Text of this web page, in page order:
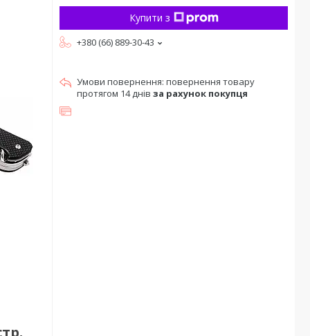
Купити з
+380 (66) 889-30-43
повернення товару
протягом 14 днів за рахунок покупця